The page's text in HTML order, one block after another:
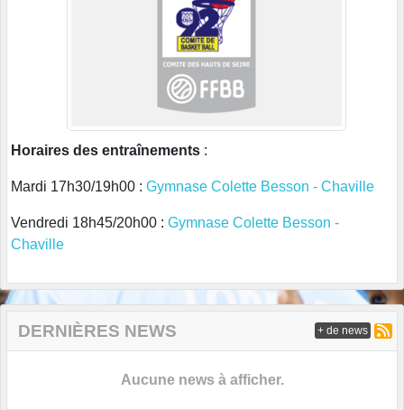
Horaires des entraînements :
Mardi 17h30/19h00 : Gymnase Colette Besson - Chaville
Vendredi 18h45/20h00 : Gymnase Colette Besson -
Chaville
DERNIÈRES NEWS
Aucune news à afficher.
+ de news